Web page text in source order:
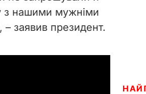
з нашими мужніми
заявив президент.